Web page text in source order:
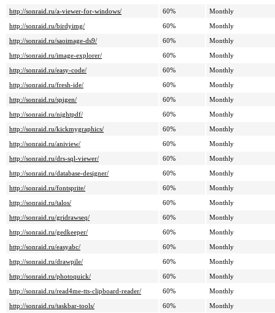
http://sonraid.ru/a-viewer-for-windows/
60%
Monthly
http://sonraid.ru/birdyimg/
60%
Monthly
http://sonraid.ru/saoimage-ds9/
60%
Monthly
http://sonraid.ru/image-explorer/
60%
Monthly
http://sonraid.ru/easy-code/
60%
Monthly
http://sonraid.ru/fresh-ide/
60%
Monthly
http://sonraid.ru/spigen/
60%
Monthly
http://sonraid.ru/nightpdf/
60%
Monthly
http://sonraid.ru/kickmygraphics/
60%
Monthly
http://sonraid.ru/aniview/
60%
Monthly
http://sonraid.ru/drs-sql-viewer/
60%
Monthly
http://sonraid.ru/database-designer/
60%
Monthly
http://sonraid.ru/fontsprite/
60%
Monthly
http://sonraid.ru/talos/
60%
Monthly
http://sonraid.ru/gridrawseq/
60%
Monthly
http://sonraid.ru/gedkeeper/
60%
Monthly
http://sonraid.ru/easyabc/
60%
Monthly
http://sonraid.ru/drawpile/
60%
Monthly
http://sonraid.ru/photoquick/
60%
Monthly
http://sonraid.ru/read4me-tts-clipboard-reader/
60%
Monthly
http://sonraid.ru/taskbar-tools/
60%
Monthly